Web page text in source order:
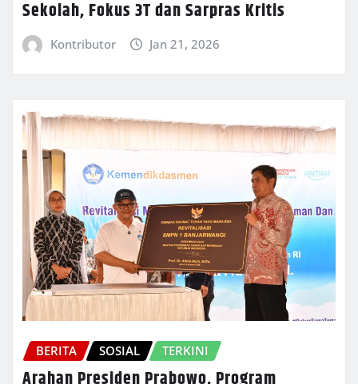
Sekolah, Fokus 3T dan Sarpras Kritis
Kontributor Jan 21, 2026
BERITA SOSIAL TERKINI